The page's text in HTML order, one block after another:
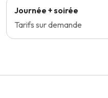
Journée + soirée
Tarifs sur demande